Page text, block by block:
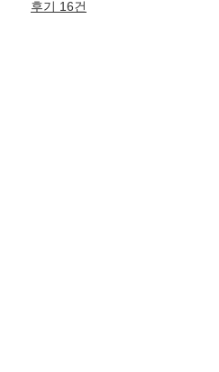
후기 16건